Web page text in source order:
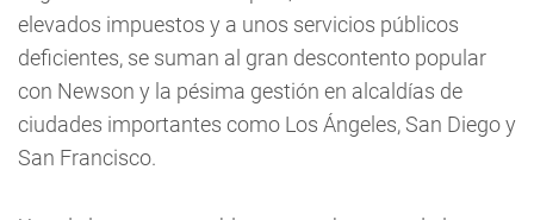
elevados impuestos y a unos servicios públicos
deficientes, se suman al gran descontento popular
con Newson y la pésima gestión en alcaldías de
ciudades importantes como Los Ángeles, San Diego y
San Francisco.